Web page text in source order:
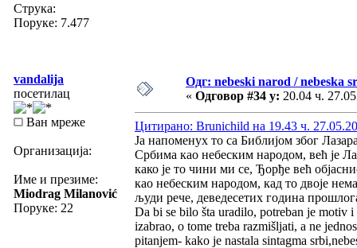
Струка:
Поруке: 7.477
vandalija
посетилац
Ван мреже
Организација:
Име и презиме:
Miodrag Milanović
Поруке: 22
Одг: nebeski narod / nebeska
« Одговор #34 у: 20.04 ч.
Цитирано: Brunichild на 19.43 ч.
Ја напоменух то са Библијом због
Србима као небеским народом, већ је
како је то чини ми се, Ђорђе већ
као небеским народом, кад то двоје
људи рече, деведесетих година
Da bi se bilo šta uradilo, potreban je motiv
izabrao, o tome treba razmišljati, a ne
pitanjem- kako je nastala sintagma